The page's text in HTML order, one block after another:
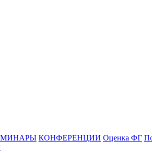
КОНФЕРЕНЦИИ Оценка ФГ